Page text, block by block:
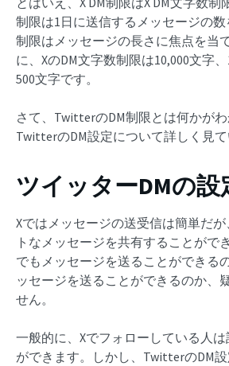
制限は1日に送信するメッセージの
制限はメッセージの長さに焦点を当
に、XのDM文字数制限は10,000文字
500文字です。
さて、TwitterのDM制限とは何かがわ
TwitterのDM設定について詳しく見て
ツイッターDMの設
Xではメッセージの送受信は簡単だ
トなメッセージを共有することがで
でもメッセージを送ることができる
ッセージを送ることができるのか、
せん。
一般的に、Xでフォローしている人は
ができます。しかし、TwitterのDM